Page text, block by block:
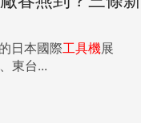
日本國際工具機展
東台...